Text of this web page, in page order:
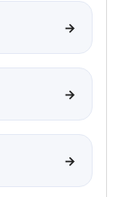
→
→
→